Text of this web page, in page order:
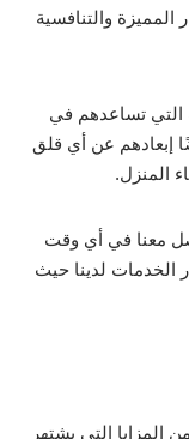
والتنافسية
التي تساعدهم في
إبعادهم عن أي قلق
المنزل.
معنا في أي وقت
الخدمات لدينا حيث
المزايا التي يشتهر